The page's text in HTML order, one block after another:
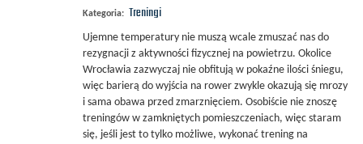
Kategoria: Treningi
Ujemne temperatury nie muszą wcale zmuszać nas do
rezygnacji z aktywności fizycznej na powietrzu. Okolice
Wrocławia zazwyczaj nie obfitują w pokaźne ilości śniegu,
więc barierą do wyjścia na rower zwykle okazują się mrozy
i sama obawa przed zmarznięciem. Osobiście nie znoszę
treningów w zamkniętych pomieszczeniach, więc staram
się, jeśli jest to tylko możliwe, wykonać trening na